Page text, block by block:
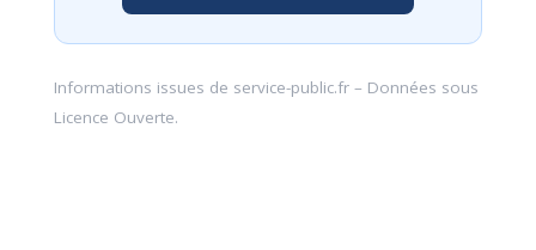
Informations issues de service-public.fr– Données sous
Licence Ouverte.